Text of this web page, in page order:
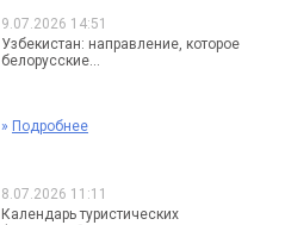
9.07.2026 14:51
Узбекистан: направление, которое
белорусские...
» Подробнее
8.07.2026 11:11
Календарь туристических